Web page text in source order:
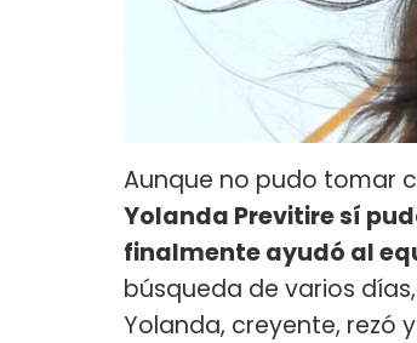
Aunque no pudo tomar
Yolanda Previtire sí
finalmente ayudó al
búsqueda de varios
Yolanda, creyente, rezó